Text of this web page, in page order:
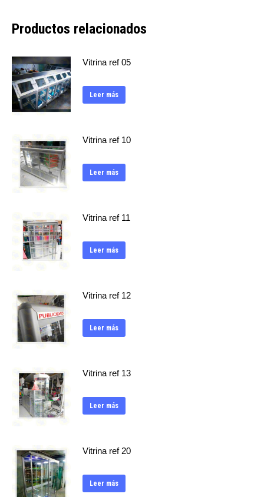
Productos relacionados
Vitrina ref 05
Leer más
Vitrina ref 10
Leer más
Vitrina ref 11
Leer más
Vitrina ref 12
Leer más
Vitrina ref 13
Leer más
Vitrina ref 20
Leer más